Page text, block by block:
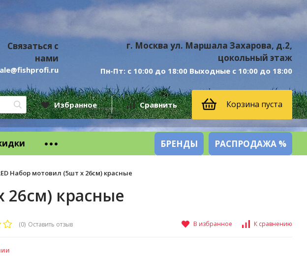
Связаться с
нами
г. Москва ул. Маршала Захарова, д.2,
цокольный этаж
Пн-Пт: с 10:00 до 18:00 Выходные с 10:00 до 18:00
Избранное Сравнить Корзина пуста
БРЕНДЫ РАСПРОДАЖА %
RED Набор мотовил (5шт x 26см) красные
26см) красные
(0) Оставить отзыв В избранное К сравнению